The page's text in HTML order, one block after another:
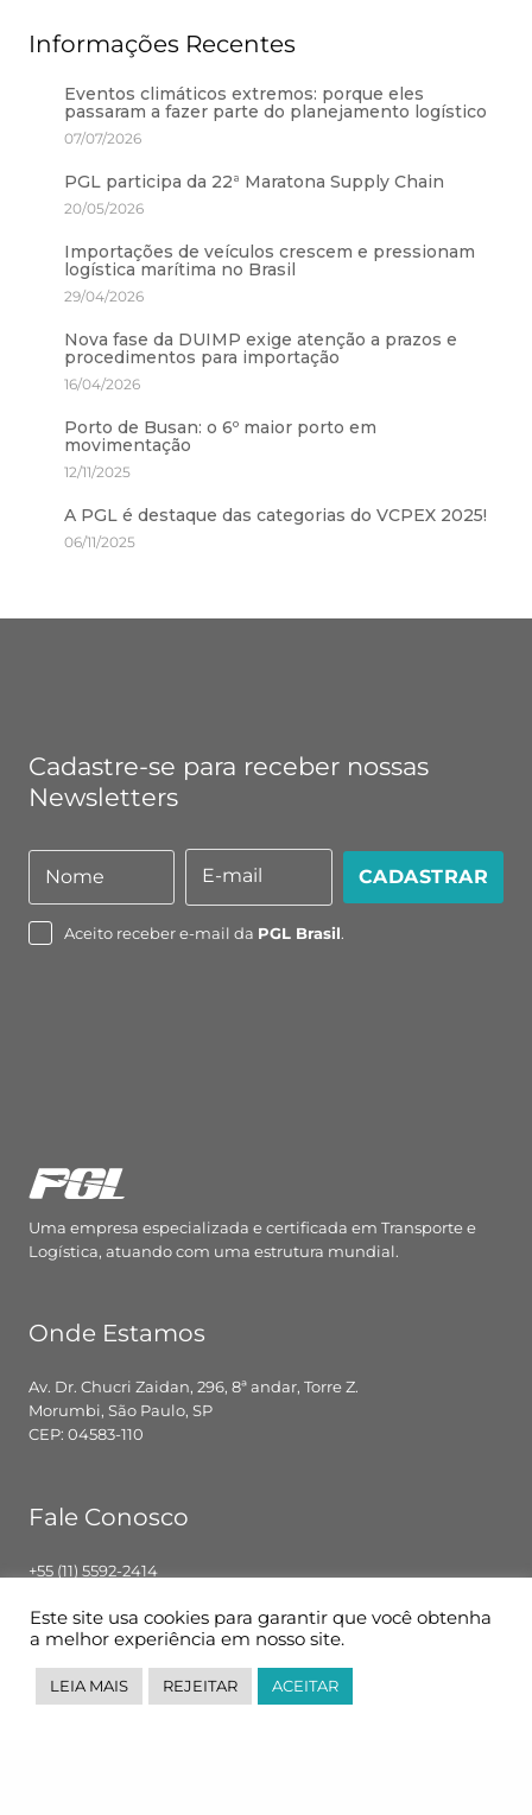
Informações Recentes
Eventos climáticos extremos: porque eles
passaram a fazer parte do planejamento logístico
07/07/2026
PGL participa da 22ª Maratona Supply Chain
20/05/2026
Importações de veículos crescem e pressionam
logística marítima no Brasil
29/04/2026
Nova fase da DUIMP exige atenção a prazos e
procedimentos para importação
16/04/2026
Porto de Busan: o 6º maior porto em
movimentação
12/11/2025
A PGL é destaque das categorias do VCPEX 2025!
06/11/2025
Cadastre-se para receber nossas
Newsletters
Nome
Nome
mail
E-mail CADASTRAR
Aceito receber e-mail da PGL Brasil.
Uma empresa especializada e certificada em Transporte e
Logística, atuando com uma estrutura mundial.
Onde Estamos
Av. Dr. Chucri Zaidan, 296, 8ª andar, Torre Z.
Morumbi, São Paulo, SP
CEP: 04583-110
Fale Conosco
+55 (11) 5592-2414
Segunda – Sexta: 8h00 – 18h00
Siga-nos
Este site usa cookies para garantir que você obtenha
a melhor experiência em nosso site.
LEIA MAIS REJEITAR ACEITAR